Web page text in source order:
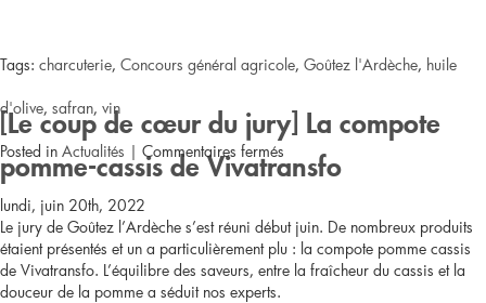
Tags: charcuterie, Concours général agricole, Goûtez l'Ardèche, huile
d'olive, safran, vin
Posted in Actualités | Commentaires fermés
produits
Goûtez
[Le coup de cœur du jury] La compote
pomme-cassis de Vivatransfo
lundi, juin 20th, 2022
Le jury de Goûtez l’Ardèche s’est réuni début juin. De nombreux produits
étaient présentés et un a particulièrement plu : la compote pomme cassis
de Vivatransfo. L’équilibre des saveurs, entre la fraîcheur du cassis et la
douceur de la pomme a séduit nos experts.